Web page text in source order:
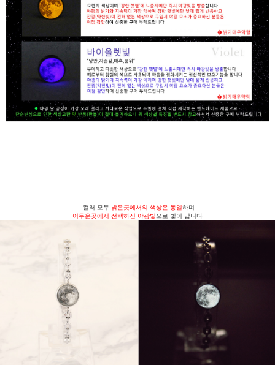
컬러 모두 밝은곳에서의 색상은 동일하며
어두운곳에서 선택하신 야광빛으로 빛이 납니다